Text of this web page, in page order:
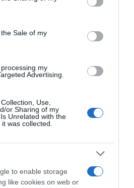
Google and its third-party tags to
purposes in below Google
Sale of my
my
Advertising.
Use,
or Sharing of my
Unrelated with the
was collected.
to enable storage
like cookies on web or
ο 59χρονος πυροβολεί
καθαριότητας –
τι θα πάθετε"